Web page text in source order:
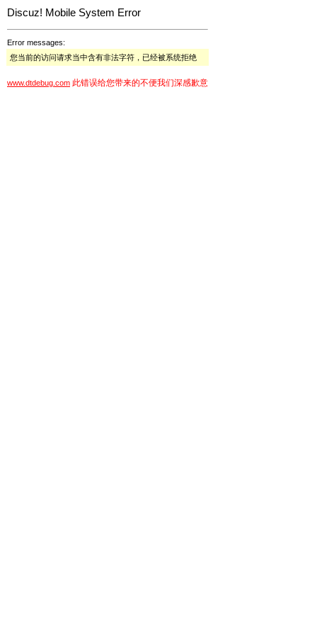
Discuz! Mobile System Error
Error messages:
您当前的访问请求当中含有非法字符，已经被系统拒绝
www.dtdebug.com 此错误给您带来的不便我们深感歉意